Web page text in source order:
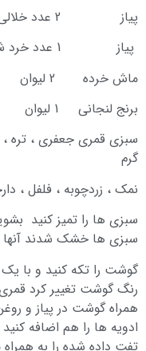
پیاز 2 عدد خلالی و سرخ شده
پیاز 1 عدد خرد شده
ماش خرده 2 لیوان
برنج لنجانی 1 لیوان
گرم
نمک ، زردچوبه ، فلفل ،
سبزی ها را تمیز کنید
سبزی ها خشک شدند آنها
گوشت را تکه کنید و با
رنگ گوشت تغییر کرد
همراه گوشت در پیاز و
ادویه ها را هم اضافه
تفت داده شده را به همراه